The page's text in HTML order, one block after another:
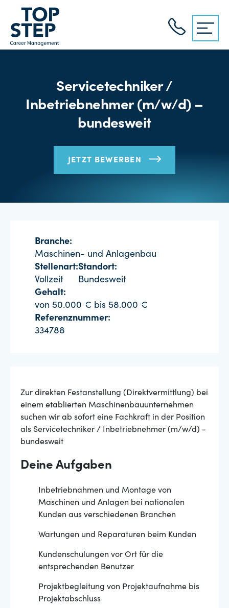
Servicetechniker /
Inbetriebnehmer (m/w/d) –
bundesweit
JETZT BEWERBEN
Branche:
Maschinen- und Anlagenbau
Stellenart:
Vollzeit
Standort:
Bundesweit
Gehalt:
von 50.000 € bis 58.000 €
Referenznummer:
334788
Zur direkten Festanstellung (Direktvermittlung) bei
einem etablierten Maschinenbauunternehmen
suchen wir ab sofort eine Fachkraft in der Position
als Servicetechniker / Inbetriebnehmer (m/w/d) -
bundesweit
Deine Aufgaben
Inbetriebnahmen und Montage von
Maschinen und Anlagen bei nationalen
Kunden aus verschiedenen Branchen
Wartungen und Reparaturen beim Kunden
Kundenschulungen vor Ort für die
entsprechenden Benutzer
Projektbegleitung von Projektaufnahme bis
Projektabschluss